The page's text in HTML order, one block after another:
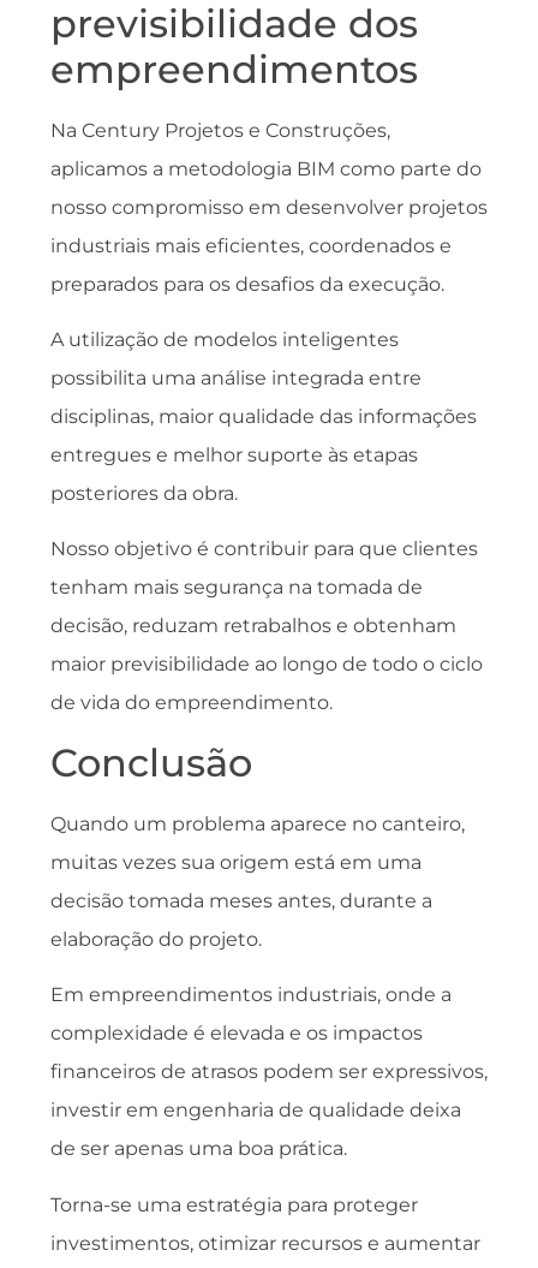
previsibilidade dos
empreendimentos
Na Century Projetos e Construções,
aplicamos a metodologia BIM como parte do
nosso compromisso em desenvolver projetos
industriais mais eficientes, coordenados e
preparados para os desafios da execução.
A utilização de modelos inteligentes
possibilita uma análise integrada entre
disciplinas, maior qualidade das informações
entregues e melhor suporte às etapas
posteriores da obra.
Nosso objetivo é contribuir para que clientes
tenham mais segurança na tomada de
decisão, reduzam retrabalhos e obtenham
maior previsibilidade ao longo de todo o ciclo
de vida do empreendimento.
Conclusão
Quando um problema aparece no canteiro,
muitas vezes sua origem está em uma
decisão tomada meses antes, durante a
elaboração do projeto.
Em empreendimentos industriais, onde a
complexidade é elevada e os impactos
financeiros de atrasos podem ser expressivos,
investir em engenharia de qualidade deixa
de ser apenas uma boa prática.
Torna-se uma estratégia para proteger
investimentos, otimizar recursos e aumentar